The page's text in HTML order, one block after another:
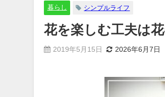
暮らし シンプルライフ
花を楽しむ工夫は
2019年5月15日 2026年6月7日